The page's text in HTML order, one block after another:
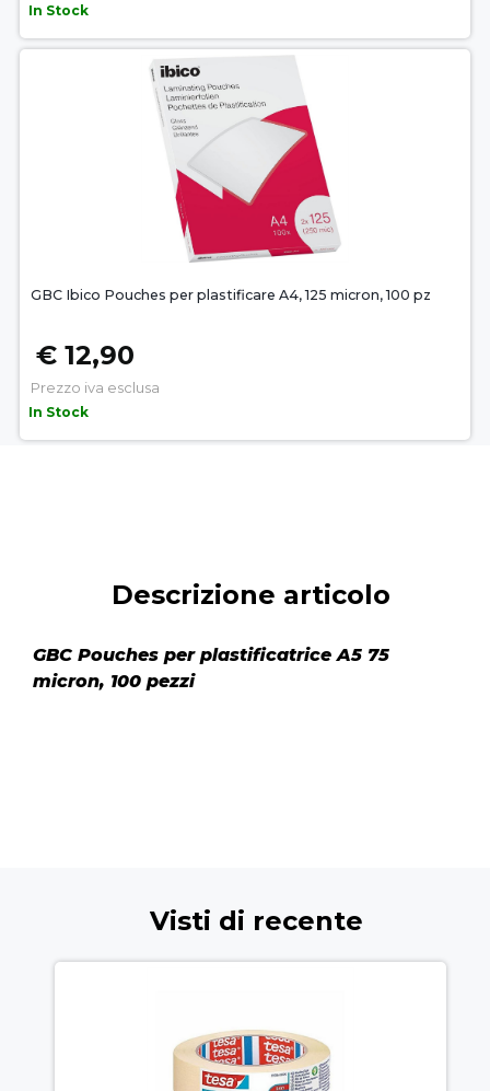
In Stock
GBC Ibico Pouches per plastificare A4, 125 micron, 100 pz
€ 12,90
Prezzo iva esclusa
In Stock
Descrizione articolo
GBC Pouches per plastificatrice A5 75
micron, 100 pezzi
Visti di recente